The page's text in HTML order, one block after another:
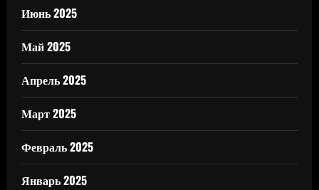
Июнь 2025
Май 2025
Апрель 2025
Март 2025
Февраль 2025
Январь 2025